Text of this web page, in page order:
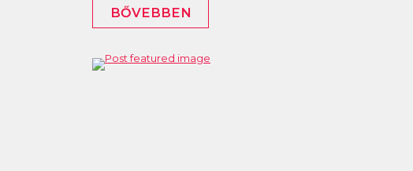
BŐVEBBEN